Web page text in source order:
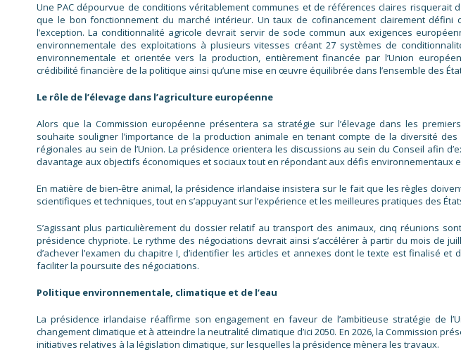
Une PAC dépourvue de conditions véritablement communes et de références claires risquerait
que le bon fonctionnement du marché intérieur. Un taux de cofinancement clairement
l’exception. La conditionnalité agricole devrait servir de socle commun aux exigences
environnementale des exploitations à plusieurs vitesses créant 27 systèmes de
environnementale et orientée vers la production, entièrement financée par l’Union
crédibilité financière de la politique ainsi qu’une mise en œuvre équilibrée dans l’ensemble des
Le rôle de l’élevage dans l’agriculture européenne
Alors que la Commission européenne présentera sa stratégie sur l’élevage dans les
souhaite souligner l’importance de la production animale en tenant compte de la diversité
régionales au sein de l’Union. La présidence orientera les discussions au sein du Conseil afin
davantage aux objectifs économiques et sociaux tout en répondant aux défis environnementaux
En matière de bien-être animal, la présidence irlandaise insistera sur le fait que les règles
scientifiques et techniques, tout en s’appuyant sur l’expérience et les meilleures pratiques des
S’agissant plus particulièrement du dossier relatif au transport des animaux, cinq réunions
présidence chypriote. Le rythme des négociations devrait ainsi s’accélérer à partir du mois de
d’achever l’examen du chapitre I, d’identifier les articles et annexes dont le texte est finalisé et
faciliter la poursuite des négociations.
Politique environnementale, climatique et de l’eau
La présidence irlandaise réaffirme son engagement en faveur de l’ambitieuse stratégie de
changement climatique et à atteindre la neutralité climatique d’ici 2050. En 2026, la Commission
initiatives relatives à la législation climatique, sur lesquelles la présidence mènera les travaux.